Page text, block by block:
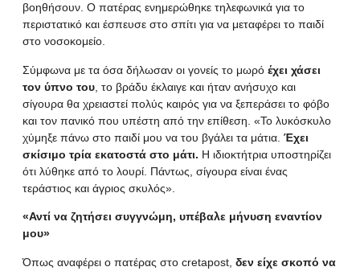
βοηθήσουν. Ο πατέρας ενημερώθηκε τηλεφωνικά για το
περιστατικό και έσπευσε στο σπίτι για να μεταφέρει το παιδί
στο νοσοκομείο.
Σύμφωνα με τα όσα δήλωσαν οι γονείς το μωρό έχει χάσει
τον ύπνο του , το βράδυ έκλαιγε και ήταν ανήσυχο και
σίγουρα θα χρειαστεί πολύς καιρός για να ξεπεράσει το φόβο
και τον πανικό που υπέστη από την επίθεση. «Το λυκόσκυλο
χύμηξε πάνω στο παιδί μου να του βγάλει τα μάτια. Έχει
σκίσιμο τρία εκατοστά στο μάτι. Η ιδιοκτήτρια υποστηρίζει
ότι λύθηκε από το λουρί. Πάντως, σίγουρα είναι ένας
τεράστιος και άγριος σκυλός».
«Αντί να ζητήσει συγγνώμη, υπέβαλε μήνυση εναντίον
μου»
Όπως αναφέρει ο πατέρας στο cretapost, δεν είχε σκοπό να